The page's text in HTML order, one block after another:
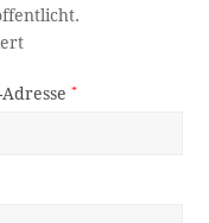
Adresse*